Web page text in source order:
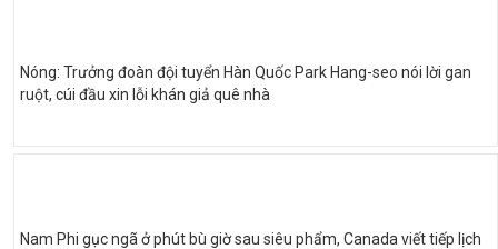
Nóng: Trưởng đoàn đội tuyển Hàn Quốc Park Hang-seo nói lời gan
ruột, cúi đầu xin lỗi khán giả quê nhà
Nam Phi gục ngã ở phút bù giờ sau siêu phẩm, Canada viết tiếp lịch